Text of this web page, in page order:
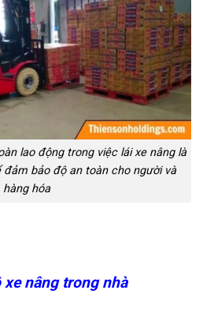
lao động trong việc lái xe nâng là
bảo độ an toàn cho người và
hàng hóa
nâng trong nhà